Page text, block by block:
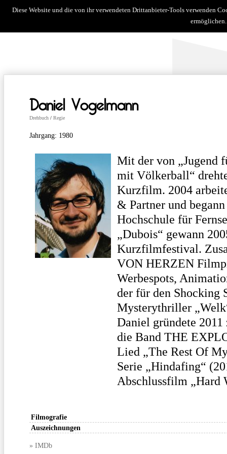
news über uns filme
Daniel Vogelmann
Drehbuch / Regie
Jahrgang: 1980
Mit der von „Jugend
mit Völkerball“
Kurzfilm. 2004
& Partner und
Hochschule für
„Dubois“ gewann
Kurzfilmfestival.
VON HERZEN
Werbespots,
der für den Shocking
Mysterythriller
Daniel gründete
die Band THE
Lied „The Rest Of
Serie „Hindafing“
Abschlussfilm „Hard
Filmografie
Auszeichnungen
» IMDb
Diese Website und die von ihr verwendeten Drittanbieter-Tools verwenden
ermöglichen.